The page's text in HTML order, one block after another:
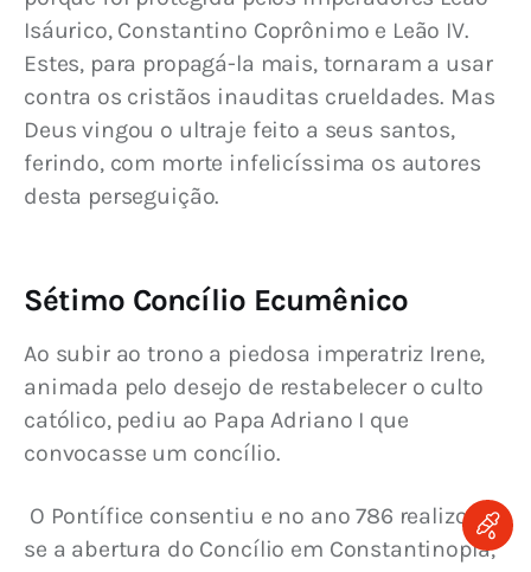
Isáurico, Constantino Coprônimo e Leão IV.
Estes, para propagá-la mais, tornaram a usar
contra os cristãos inauditas crueldades. Mas
Deus vingou o ultraje feito a seus santos,
ferindo, com morte infelicíssima os autores
desta perseguição.
Sétimo Concílio Ecumênico
Ao subir ao trono a piedosa imperatriz Irene,
animada pelo desejo de restabelecer o culto
católico, pediu ao Papa Adriano I que
convocasse um concílio.
se a abertura do Concílio em Constantinopla,